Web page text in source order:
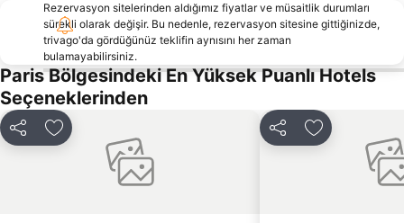
14 Bölge Montparnasse
Les Halles
Champs-Élysées - Clemenceau Metro Station
Charles de Gaulle - Étoile Metro Station
Stade de France Stadyumu
10 Bölge Republique
La Defense
12 Bölge Bercy
Paris Kongre Sarayı
Notre-Dame Cathedral
Rezervasyon sitelerinden aldığımız fiyatlar ve müsaitlik durumları
sürekli olarak değişir. Bu nedenle, rezervasyon sitesine gittiğinizde,
trivago'da gördüğünüz teklifin aynısını her zaman
bulamayabilirsiniz.
Paris Bölgesindeki En Yüksek Puanlı Hotels
Seçeneklerinden
Paylaş Favorilerime ekle Paylaş Favorilerime